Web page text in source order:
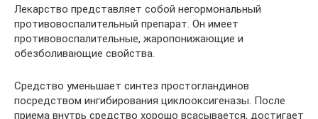
Лекарство представляет собой негормональный
противовоспалительный препарат. Он имеет
противовоспалительные, жаропонижающие и
обезболивающие свойства.
Средство уменьшает синтез простогландинов
посредством ингибирования циклооксигеназы. После
приема внутрь средство хорошо всасывается, достигает